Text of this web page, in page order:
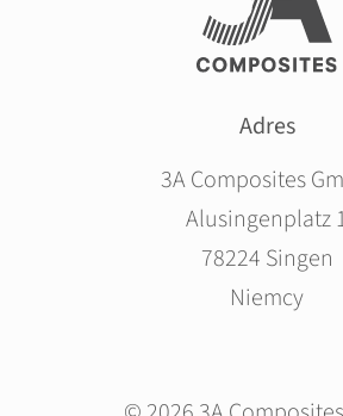
Adres
3A Composites
Alusingenplatz
78224 Singen
Niemcy